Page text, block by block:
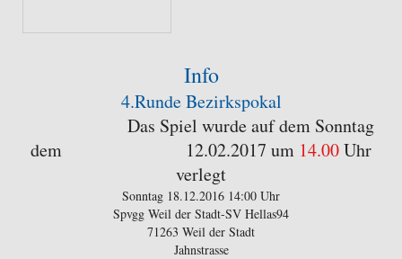
Info
4.Runde Bezirkspokal
Das Spiel wurde auf dem Sonntag
dem 12.02.2017 um 14.00Uhr
verlegt
Sonntag 18.12.2016 14:00 Uhr
Spvgg Weil der Stadt-SV Hellas94
71263 Weil der Stadt
Jahnstrasse